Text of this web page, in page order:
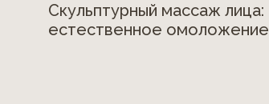
Скульптурный массаж лица:
естественное омоложение